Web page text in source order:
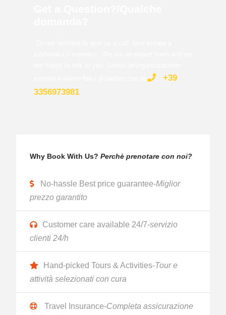
+39
3356973981
Why Book With Us? Perchè prenotare con noi?
No-hassle Best price guarantee-Miglior
prezzo garantito
Customer care available 24/7-servizio
clienti 24/h
Hand-picked Tours & Activities-Tour e
attività selezionati con cura
Travel Insurance-Completa assicurazione